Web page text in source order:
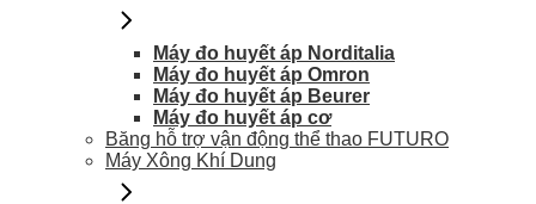
Máy đo huyết áp Norditalia
Máy đo huyết áp Omron
Máy đo huyết áp Beurer
Máy đo huyết áp cơ
Băng hỗ trợ vận động thể thao FUTURO
Máy Xông Khí Dung